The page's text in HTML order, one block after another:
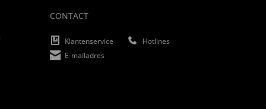
CONTACT
Klantenservice
Hotlines
E-mailadres